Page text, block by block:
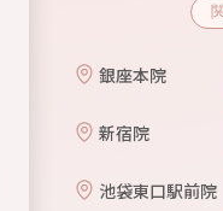
銀座本院
新宿院
池袋東口駅前院